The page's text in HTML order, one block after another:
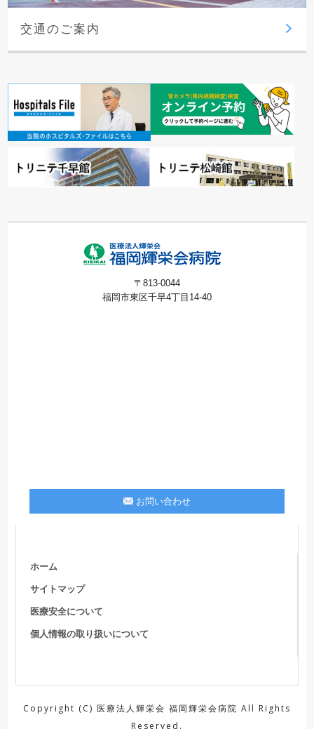
交通のご案内
〒813-0044
福岡市東区千早4丁目14-40
お問い合わせ
ホーム
サイトマップ
医療安全について
個人情報の取り扱いについて
Copyright (C) 医療法人輝栄会 福岡輝栄会病院 All Rights
Reserved.